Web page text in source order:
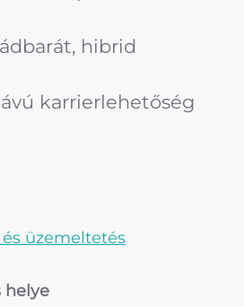
hibrid
karrierlehetőség
üzemeltetés
helye